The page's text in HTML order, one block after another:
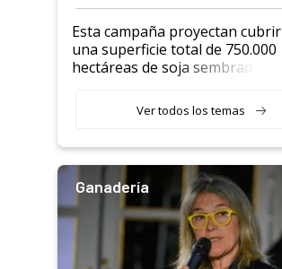
Esta campaña proyectan cubrir
una superficie total de 750.000
hectáreas de soja sembradas
variedades que marcan un
salto tecnológico en genética y
Ver todos los temas
Ganadería